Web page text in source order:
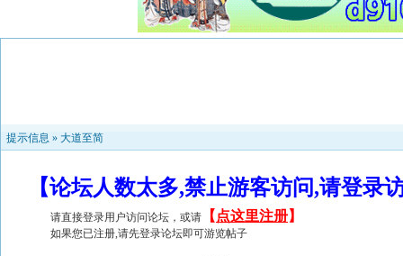
提示信息 » 大道至简
【论坛人数太多,禁止游客访问,请登
请直接登录用户访问论坛，或请 【 点这里注册】
如果您已注册,请先登录论坛即可游览帖子